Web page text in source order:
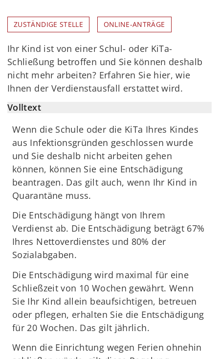
ZUSTÄNDIGE STELLE ONLINE-ANTRÄGE
Ihr Kind ist von einer Schul- oder KiTa-
Schließung betroffen und Sie können deshalb
nicht mehr arbeiten? Erfahren Sie hier, wie
Ihnen der Verdienstausfall erstattet wird.
Volltext
Wenn die Schule oder die KiTa Ihres Kindes
aus Infektionsgründen geschlossen wurde
und Sie deshalb nicht arbeiten gehen
können, können Sie eine Entschädigung
beantragen. Das gilt auch, wenn Ihr Kind in
Quarantäne muss.
Die Entschädigung hängt von Ihrem
Verdienst ab. Die Entschädigung beträgt 67%
Ihres Nettoverdienstes und 80% der
Sozialabgaben.
Die Entschädigung wird maximal für eine
Schließzeit von 10 Wochen gewährt. Wenn
Sie Ihr Kind allein beaufsichtigen, betreuen
oder pflegen, erhalten Sie die Entschädigung
für 20 Wochen. Das gilt jährlich.
Wenn die Einrichtung wegen Ferien ohnehin